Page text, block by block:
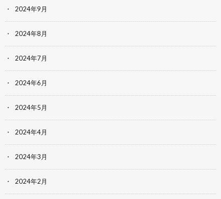
2024年9月
2024年8月
2024年7月
2024年6月
2024年5月
2024年4月
2024年3月
2024年2月